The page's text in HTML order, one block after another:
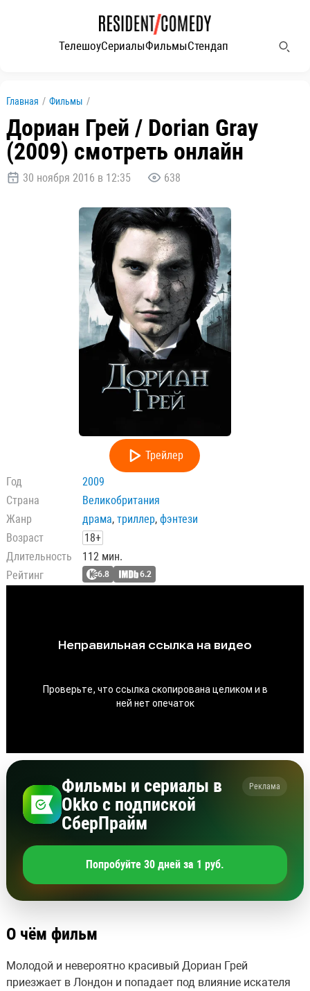
ТелешоуСериалыФильмыСтендап
Главная / Фильмы /
Дориан Грей / Dorian Gray
(2009) смотреть онлайн
30 ноября 2016 в 12:35 638
Трейлер
Год
2009
Страна
Великобритания
Жанр
драма, триллер, фэнтези
Возраст
18+
Длительность
112 мин.
Рейтинг
6.8 6.2
Фильмы и сериалы в
Okko с подпиской
СберПрайм
Реклама
Попробуйте 30 дней за 1 руб.
О чём фильм
Молодой и невероятно красивый Дориан Грей
приезжает в Лондон и попадает под влияние искателя